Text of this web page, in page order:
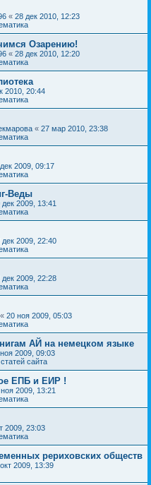
« 28 дек 2010, 12:23
Озарению!
« 28 дек 2010, 12:20
2010, 20:44
« 27 мар 2010, 23:38
2009, 09:17
Веды
дек 2009, 13:41
дек 2009, 22:40
дек 2009, 22:28
« 20 ноя 2009, 05:03
АЙ на немецком языке
2009, 09:03
сайта
ЕПБ и ЕИР !
2009, 13:21
2009, 23:03
рериховских обществ
2009, 13:39